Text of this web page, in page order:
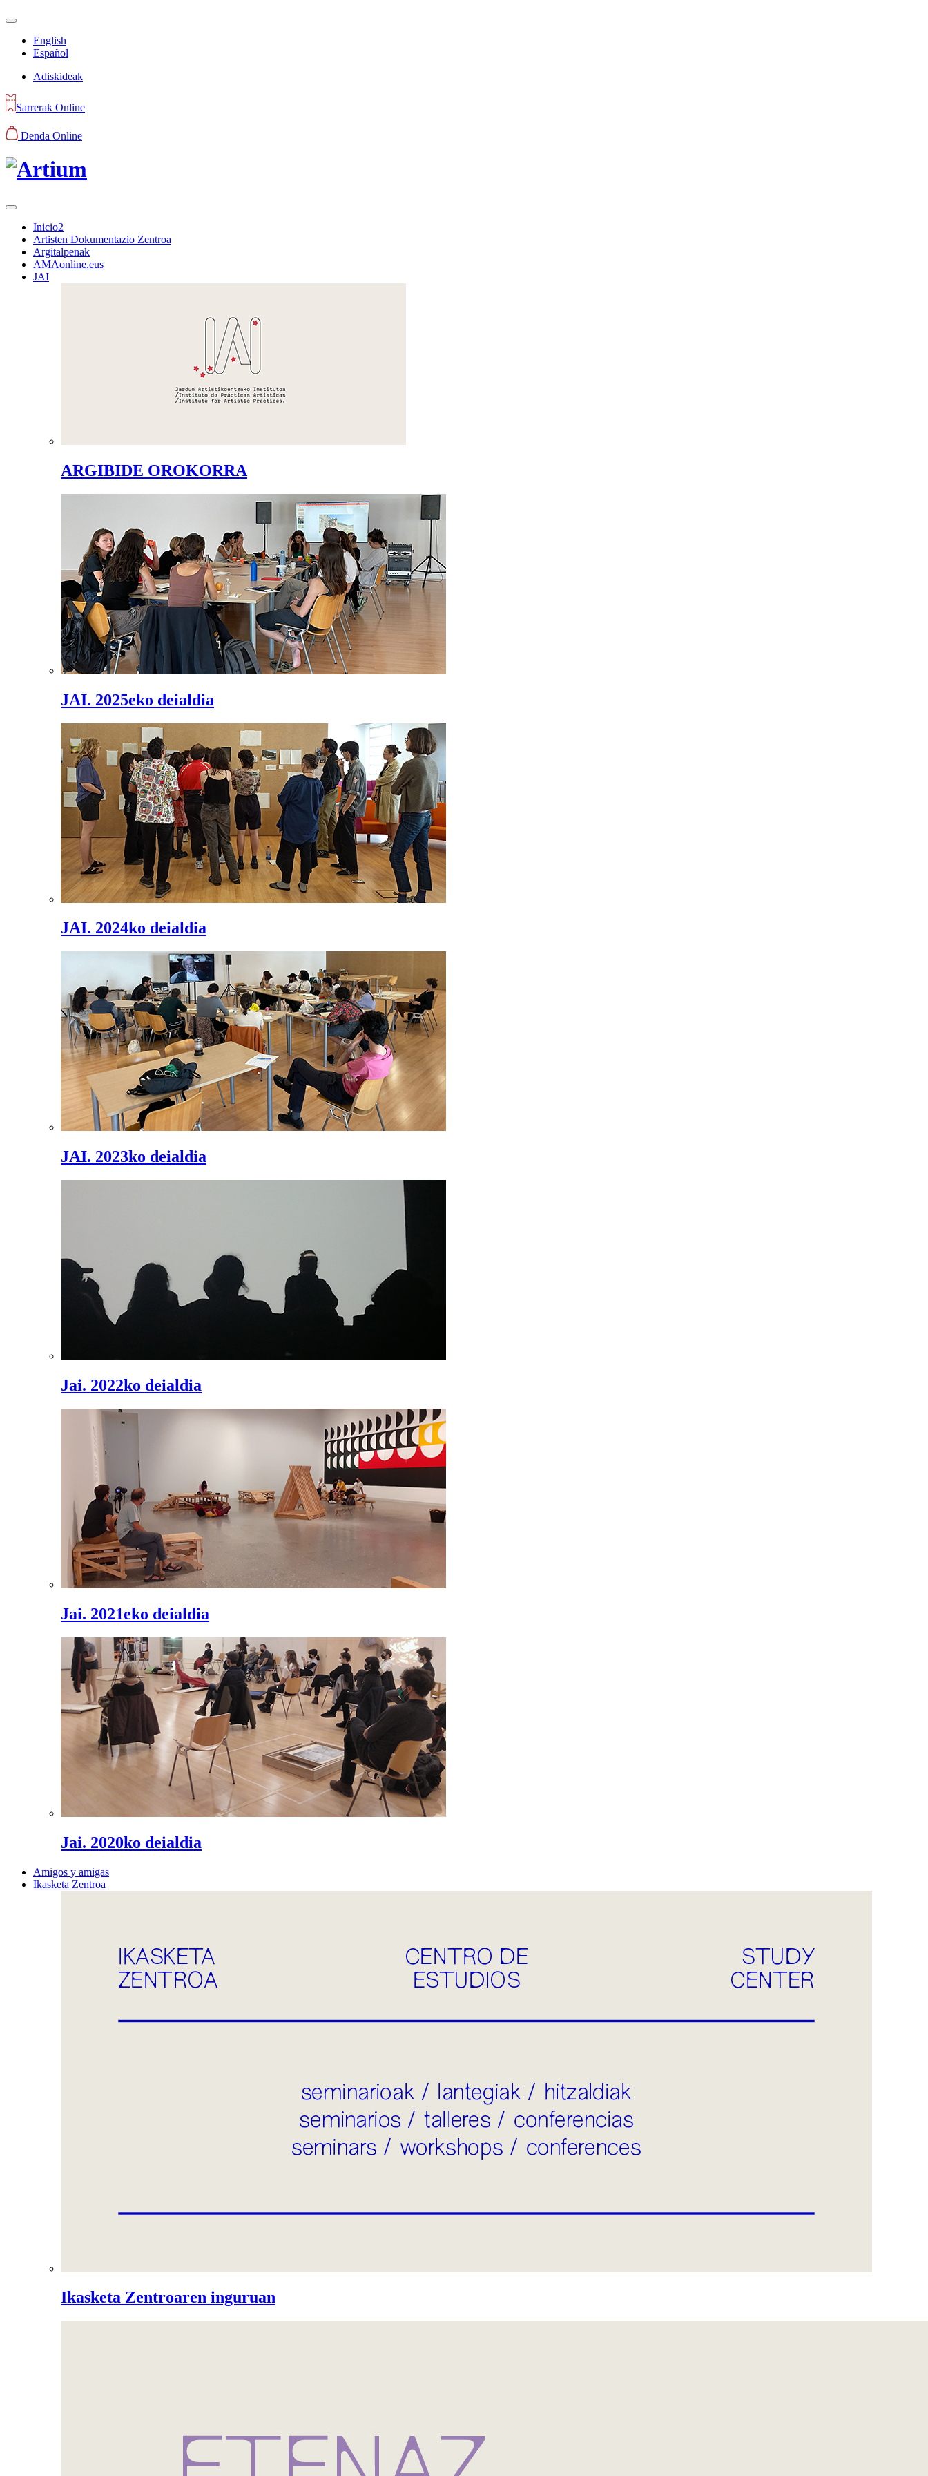
English
Español
Adiskideak
Sarrerak Online
Denda Online
Inicio2
Artisten Dokumentazio Zentroa
Argitalpenak
AMAonline.eus
JAI
ARGIBIDE OROKORRA
JAI. 2025eko deialdia
JAI. 2024ko deialdia
JAI. 2023ko deialdia
Jai. 2022ko deialdia
Jai. 2021eko deialdia
Jai. 2020ko deialdia
Amigos y amigas
Ikasketa Zentroa
Ikasketa Zentroaren inguruan